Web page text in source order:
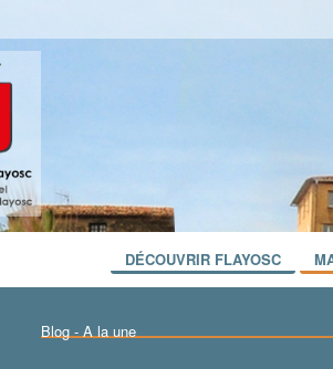
DÉCOUVRIR FLAYOSC
Blog - A la une